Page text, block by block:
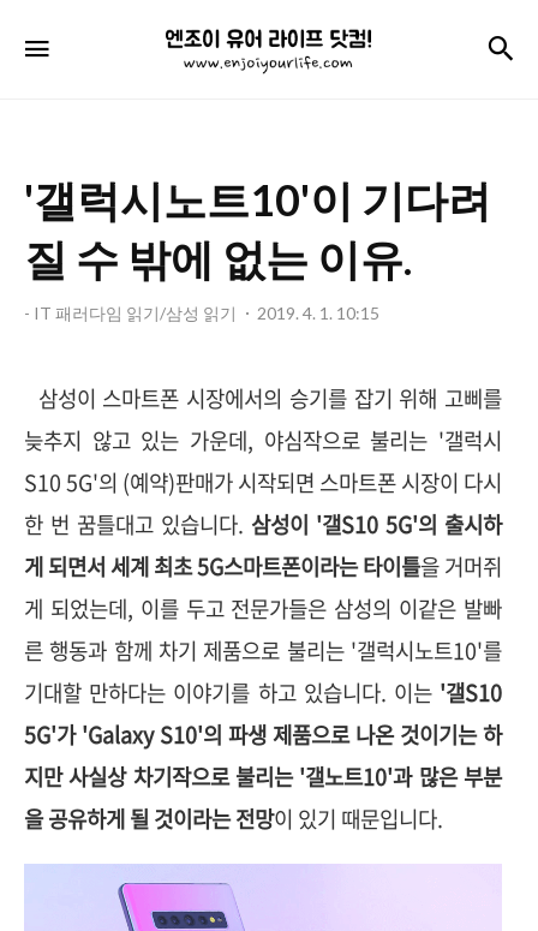
엔
조
어
라
이
프
컴!
'갤럭시노트10'이 기다려
질 수 밖에 없는 이유.
- IT 패러다임 읽기/삼성 읽기 2019. 4. 1. 10:15
삼성이 스마트폰 시장에서의 승기를 잡기 위해 고삐를
늦추지 않고 있는 가운데, 야심작으로 불리는 '갤럭시
S10 5G'의 (예약)판매가 시작되면 스마트폰 시장이 다시
한 번 꿈틀대고 있습니다. 삼성이 '갤S10 5G'의 출시하
게 되면서 세계 최초 5G스마트폰이라는 타이틀을 거머쥐
게 되었는데, 이를 두고 전문가들은 삼성의 이같은 발빠
른 행동과 함께 차기 제품으로 불리는 '갤럭시노트10'를
기대할 만하다는 이야기를 하고 있습니다. 이는 '갤S10
5G'가 'Galaxy S10'의 파생 제품으로 나온 것이기는 하
지만 사실상 차기작으로 불리는 '갤노트10'과 많은 부분
을 공유하게 될 것이라는 전망이 있기 때문입니다.